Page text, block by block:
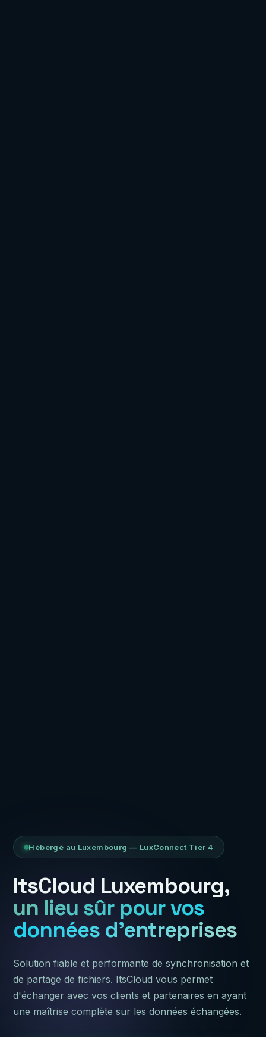
Hébergé au Luxembourg — LuxConnect Tier 4
ItsCloud Luxembourg,
un lieu sûr pour vos
données d'entreprises
Solution fiable et performante de synchronisation et
de partage de fichiers. ItsCloud vous permet
d'échanger avec vos clients et partenaires en ayant
une maîtrise complète sur les données échangées.